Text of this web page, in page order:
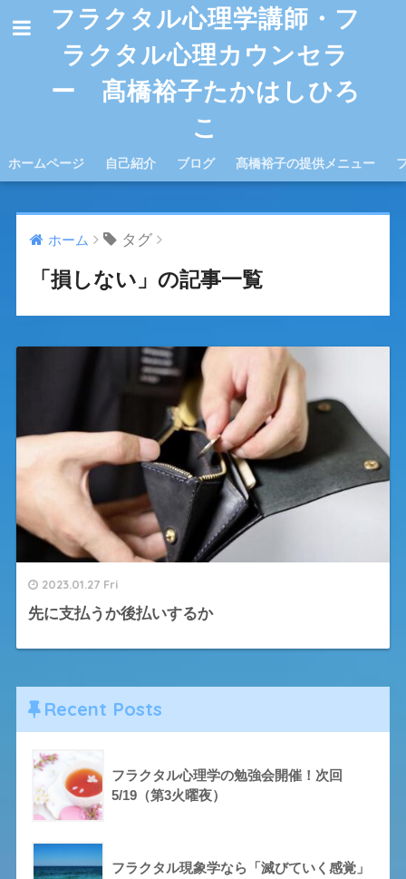
フラクタル心理学講師・フ
ラクタル心理カウンセラ
ー 髙橋裕子たかはしひろ
こ
ホームページ 自己紹介 ブログ 髙橋裕子の提供メニュー
ホーム タグ
「損しない」の記事一覧
2023.01.27 Fri
先に支払うか後払いするか
Recent Posts
フラクタル心理学の勉強会開催！次回
5/19（第3火曜夜）
フラクタル現象学なら「滅びていく感覚」